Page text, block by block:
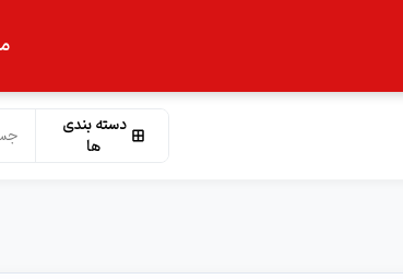
دسته بندی
ها